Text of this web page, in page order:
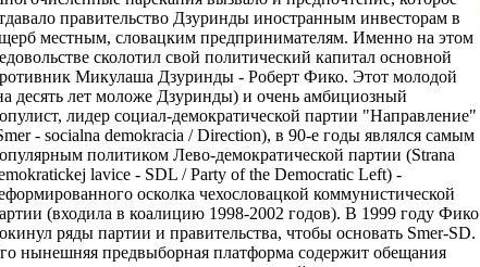
правительство Дзуринды иностранным инвесторам в
местным, словацким предпринимателям. Именно на этом
сколотил свой политический капитал основной
Микулаша Дзуринды - Роберт Фико. Этот молодой
десять лет моложе Дзуринды) и очень амбициозный
лидер социал-демократической партии "Направление"
- socialna demokracia / Direction), в 90-е годы являлся самым
политиком Лево-демократической партии (Strana
lavice - SDL / Party of the Democratic Left) -
осколка чехословацкой коммунистической
(входила в коалицию 1998-2002 годов). В 1999 году Фико
ряды партии и правительства, чтобы основать Smer-SD.
нынешняя предвыборная платформа содержит обещания